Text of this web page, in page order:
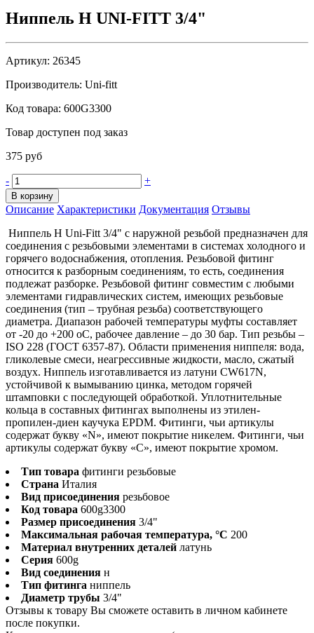
Ниппель Н UNI-FITT 3/4"
Артикул: 26345
Производитель: Uni-fitt
Код товара: 600G3300
Товар доступен под заказ
375 руб
- +
В корзину
Описание Характеристики Документация Отзывы
Ниппель H Uni-Fitt 3/4" с наружной резьбой предназначен для
соединения с резьбовыми элементами в системах холодного и
горячего водоснабжения, отопления. Резьбовой фитинг
относится к разборным соединениям, то есть, соединения
подлежат разборке. Резьбовой фитинг совместим с любыми
элементами гидравлических систем, имеющих резьбовые
соединения (тип – трубная резьба) соответствующего
диаметра. Диапазон рабочей температуры муфты составляет
от -20 до +200 оС, рабочее давление – до 30 бар. Тип резьбы –
ISO 228 (ГОСТ 6357-87). Области применения ниппеля: вода,
гликолевые смеси, неагрессивные жидкости, масло, сжатый
воздух. Ниппель изготавливается из латуни CW617N,
устойчивой к вымыванию цинка, методом горячей
штамповки с последующей обработкой. Уплотнительные
кольца в составных фитингах выполнены из этилен-
пропилен-диен каучука EPDM. Фитинги, чьи артикулы
содержат букву «N», имеют покрытие никелем. Фитинги, чьи
артикулы содержат букву «С», имеют покрытие хромом.
Тип товара фитинги резьбовые
Страна Италия
Вид присоединения резьбовое
Код товара 600g3300
Размер присоединения 3/4"
Максимальная рабочая температура, °С 200
Материал внутренних деталей латунь
Серия 600g
Вид соединения н
Тип фитинга ниппель
Диаметр трубы 3/4"
Отзывы к товару Вы сможете оставить в личном кабинете
после покупки.